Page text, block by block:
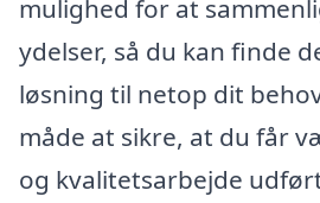
mulighed for at
ydelser, så du kan finde
løsning til netop dit
måde at sikre, at du får
og kvalitetsarbejde